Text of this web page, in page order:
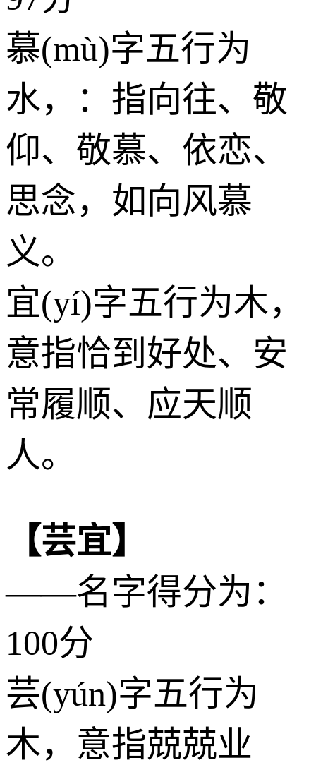
慕(mù)字五行为
水，：指向往、敬
仰、敬慕、依恋、
思念，如向风慕
义。
宜(yí)字五行为木，
意指恰到好处、安
常履顺、应天顺
人。
【芸宜】
——名字得分为：
100分
芸(yún)字五行为
木，意指兢兢业